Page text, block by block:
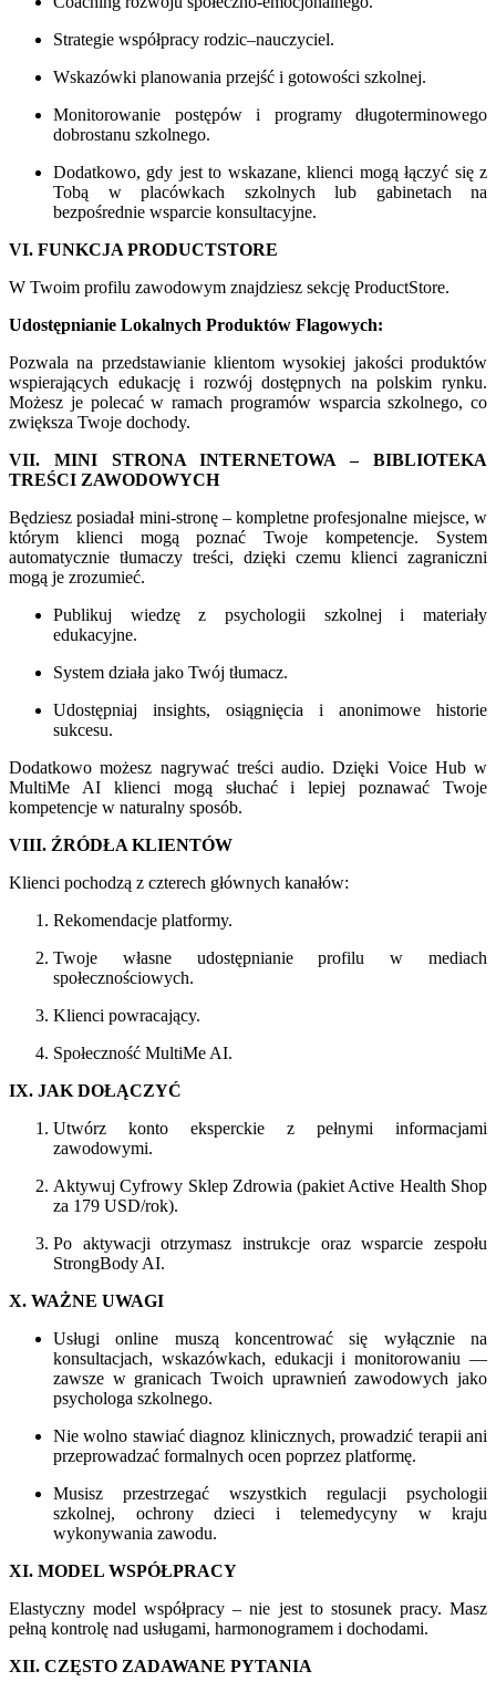
Strategie współpracy rodzic–nauczyciel.
Wskazówki planowania przejść i gotowości szkolnej.
Monitorowanie postępów i programy długoterminowego
dobrostanu szkolnego.
Dodatkowo, gdy jest to wskazane, klienci mogą łączyć się z
Tobą w placówkach szkolnych lub gabinetach na
bezpośrednie wsparcie konsultacyjne.
VI. FUNKCJA PRODUCTSTORE
W Twoim profilu zawodowym znajdziesz sekcję ProductStore.
Udostępnianie Lokalnych Produktów Flagowych:
Pozwala na przedstawianie klientom wysokiej jakości produktów
wspierających edukację i rozwój dostępnych na polskim rynku.
Możesz je polecać w ramach programów wsparcia szkolnego, co
zwiększa Twoje dochody.
VII. MINI STRONA INTERNETOWA – BIBLIOTEKA
TREŚCI ZAWODOWYCH
Będziesz posiadał mini-stronę – kompletne profesjonalne miejsce, w
którym klienci mogą poznać Twoje kompetencje. System
automatycznie tłumaczy treści, dzięki czemu klienci zagraniczni
mogą je zrozumieć.
Publikuj wiedzę z psychologii szkolnej i materiały
edukacyjne.
System działa jako Twój tłumacz.
Udostępniaj insights, osiągnięcia i anonimowe historie
sukcesu.
Dodatkowo możesz nagrywać treści audio. Dzięki Voice Hub w
MultiMe AI klienci mogą słuchać i lepiej poznawać Twoje
kompetencje w naturalny sposób.
VIII. ŹRÓDŁA KLIENTÓW
Klienci pochodzą z czterech głównych kanałów:
Rekomendacje platformy.
Twoje własne udostępnianie profilu w mediach
społecznościowych.
Klienci powracający.
Społeczność MultiMe AI.
IX. JAK DOŁĄCZYĆ
Utwórz konto eksperckie z pełnymi informacjami
zawodowymi.
Aktywuj Cyfrowy Sklep Zdrowia (pakiet Active Health Shop
za 179 USD/rok).
Po aktywacji otrzymasz instrukcje oraz wsparcie zespołu
StrongBody AI.
X. WAŻNE UWAGI
Usługi online muszą koncentrować się wyłącznie na
konsultacjach, wskazówkach, edukacji i monitorowaniu —
zawsze w granicach Twoich uprawnień zawodowych jako
psychologa szkolnego.
Nie wolno stawiać diagnoz klinicznych, prowadzić terapii ani
przeprowadzać formalnych ocen poprzez platformę.
Musisz przestrzegać wszystkich regulacji psychologii
szkolnej, ochrony dzieci i telemedycyny w kraju
wykonywania zawodu.
XI. MODEL WSPÓŁPRACY
Elastyczny model współpracy – nie jest to stosunek pracy. Masz
pełną kontrolę nad usługami, harmonogramem i dochodami.
XII. CZĘSTO ZADAWANE PYTANIA